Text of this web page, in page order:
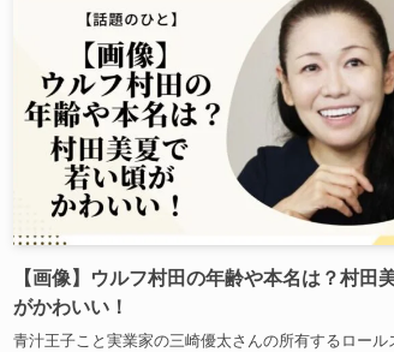
【画像】ウルフ村田の年齢や本名は？村田
がかわいい！
青汁王子こと実業家の三崎優太さんの所有するロール